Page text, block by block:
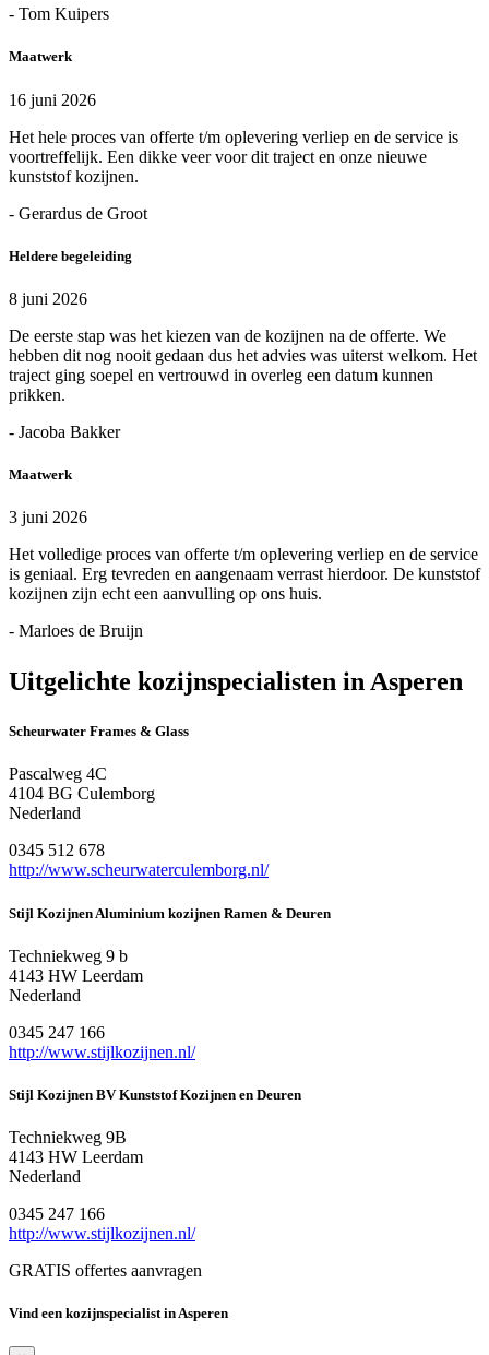
- Tom Kuipers
Maatwerk
16 juni 2026
Het hele proces van offerte t/m oplevering verliep en de service is
voortreffelijk. Een dikke veer voor dit traject en onze nieuwe
kunststof kozijnen.
- Gerardus de Groot
Heldere begeleiding
8 juni 2026
De eerste stap was het kiezen van de kozijnen na de offerte. We
hebben dit nog nooit gedaan dus het advies was uiterst welkom. Het
traject ging soepel en vertrouwd in overleg een datum kunnen
prikken.
- Jacoba Bakker
Maatwerk
3 juni 2026
Het volledige proces van offerte t/m oplevering verliep en de service
is geniaal. Erg tevreden en aangenaam verrast hierdoor. De kunststof
kozijnen zijn echt een aanvulling op ons huis.
- Marloes de Bruijn
Uitgelichte kozijnspecialisten in Asperen
Scheurwater Frames & Glass
Pascalweg 4C
4104 BG Culemborg
Nederland
0345 512 678
http://www.scheurwaterculemborg.nl/
Stijl Kozijnen Aluminium kozijnen Ramen & Deuren
Techniekweg 9 b
4143 HW Leerdam
Nederland
0345 247 166
http://www.stijlkozijnen.nl/
Stijl Kozijnen BV Kunststof Kozijnen en Deuren
Techniekweg 9B
4143 HW Leerdam
Nederland
0345 247 166
http://www.stijlkozijnen.nl/
GRATIS offertes aanvragen
Vind een kozijnspecialist in Asperen